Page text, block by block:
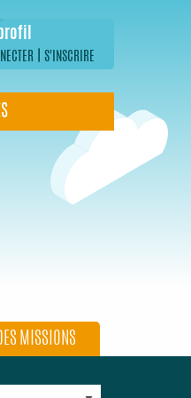
S'INSCRIRE
MISSIONS